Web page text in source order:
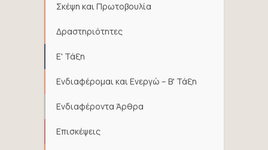
Σκέψη και Πρωτοβουλία
Δραστηριότητες
Ε' Τάξη
Ενδιαφέρομαι και Ενεργώ – Β' Τάξη
Ενδιαφέροντα Άρθρα
Επισκέψεις